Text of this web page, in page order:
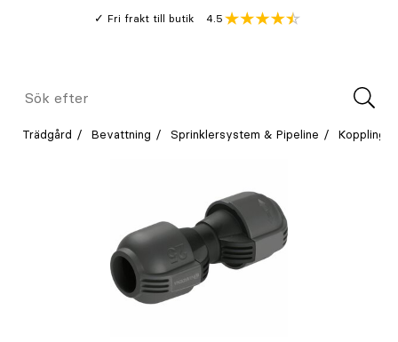
Fri frakt till butik
Genomsnitt
4.5
Meny
Sök
Trädgård Bevattning Sprinklersystem & Pipeline Koppling